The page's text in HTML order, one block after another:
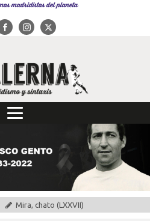
madridistas del planeta
Mira, chato (LXXVII)